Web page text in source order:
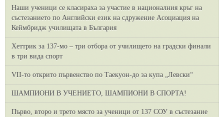
Наши ученици се класираха за участие в националния кръг на
състезанието по Английски език на сдружение Асоциация на
Кеймбридж училищата в България
Хеттрик за 137-мо – три отбора от училището на градски финали
в три вида спорт
VII-то открито първенство по Таекуон-до за купа „Левски“
ШАМПИОНИ В УЧЕНИЕТО, ШАМПИОНИ В СПОРТА!
Първо, второ и трето място за ученици от 137 СОУ в състезание